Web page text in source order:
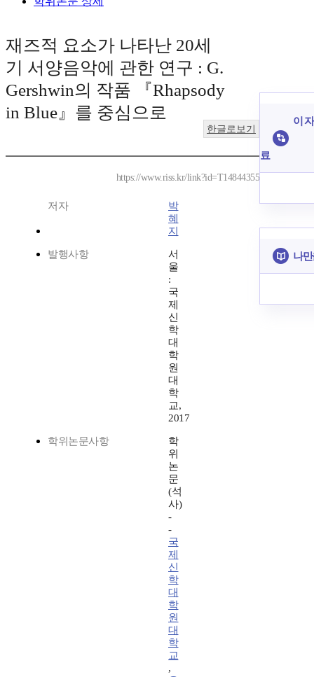
재즈적 요소가 나타난 20세
기 서양음악에 관한 연구 : G.
Gershwin의 작품 『Rhapsody
in Blue』를 중심으로
한글로보기
https://www.riss.kr/link?id=T14844355
저자
박
혜
지
발행사항
서
울
:
국
제
신
학
대
학
원
대
학
교,
2017
학위논문사항
학
위
논
문
(석
사)
-
-
국
제
신
학
대
학
원
대
학
교
,
이
료
나